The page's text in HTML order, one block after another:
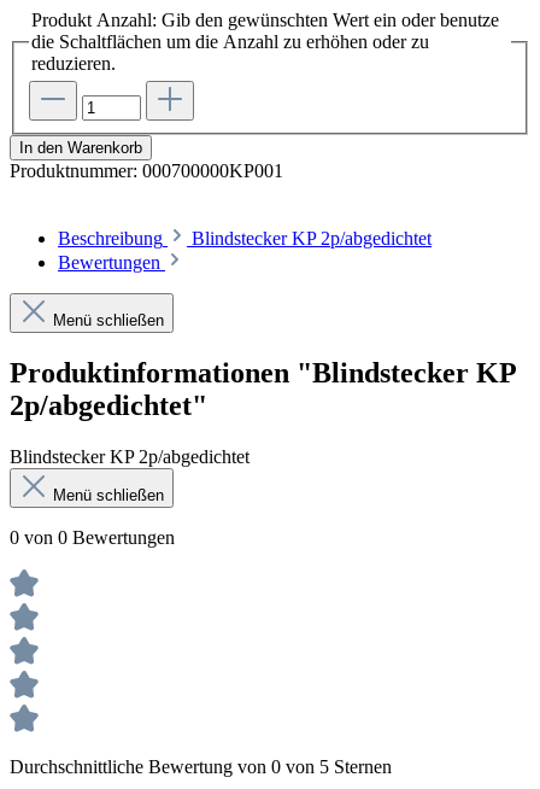
Produkt Anzahl: Gib den gewünschten Wert ein oder benutze
die Schaltflächen um die Anzahl zu erhöhen oder zu
reduzieren.
In den Warenkorb
Produktnummer: 000700000KP001
Beschreibung
Blindstecker KP 2p/abgedichtet
Bewertungen
Menü schließen
Produktinformationen "Blindstecker KP
2p/abgedichtet"
Blindstecker KP 2p/abgedichtet
Menü schließen
0 von 0 Bewertungen
Durchschnittliche Bewertung von 0 von 5 Sternen